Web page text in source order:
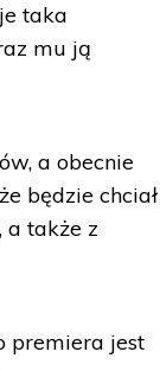
taka
mu ją
a obecnie
będzie chciał
a także z
premiera jest